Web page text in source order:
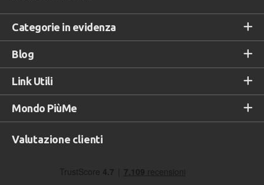
Categorie in evidenza
Blog
Link Utili
Mondo PiùMe
Valutazione clienti